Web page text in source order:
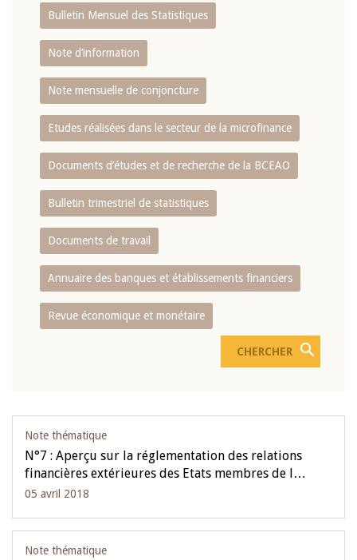
Bulletin Mensuel des Statistiques
Note d’information
Note mensuelle de conjoncture
Etudes réalisées dans le secteur de la microfinance
Documents d’études et de recherche de la BCEAO
Bulletin trimestriel de statistiques
Documents de travail
Annuaire des banques et établissements financiers
Revue économique et monétaire
Note thématique
N°7 : Aperçu sur la réglementation des relations
financières extérieures des Etats membres de l…
05 avril 2018
Note thématique